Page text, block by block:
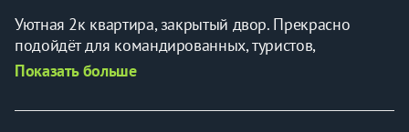
Уютная 2к квартира, закрытый двор. Прекрасно
подойдёт для командированных, туристов,
путешественников, романтических свиданий.
Показать больше